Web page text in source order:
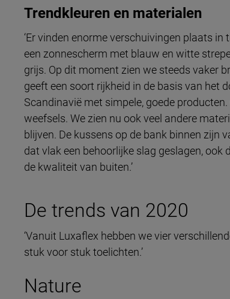
Trendkleuren en materialen
‘Er vinden enorme verschuivingen plaats
een zonnescherm met blauw en witte
grijs. Op dit moment zien we steeds vaker
geeft een soort rijkheid in de basis van het
Scandinavië met simpele, goede
weefsels. We zien nu ook veel andere
blijven. De kussens op de bank binnen zijn
dat vlak een behoorlijke slag geslagen,
de kwaliteit van buiten.’
De trends van 2020
‘Vanuit Luxaflex hebben we vier
stuk voor stuk toelichten.’
Nature